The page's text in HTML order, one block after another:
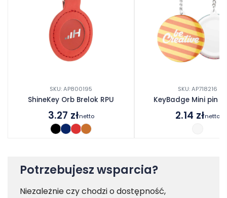
SKU: AP800195
ShineKey Orb Brelok RPU
3.27 złnetto
SKU: AP718216
KeyBadge Mini pin
2.14 złnetto
Potrzebujesz wsparcia?
Niezależnie czy chodzi o dostępność,